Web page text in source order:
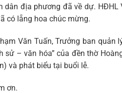
dân địa phương đã về dự.
có lẵng hoa chúc mừng.
Văn Tuấn, Trưởng ban
sử – văn hóa” của đền thờ
và phát biểu tại buổi lễ.
ơn.